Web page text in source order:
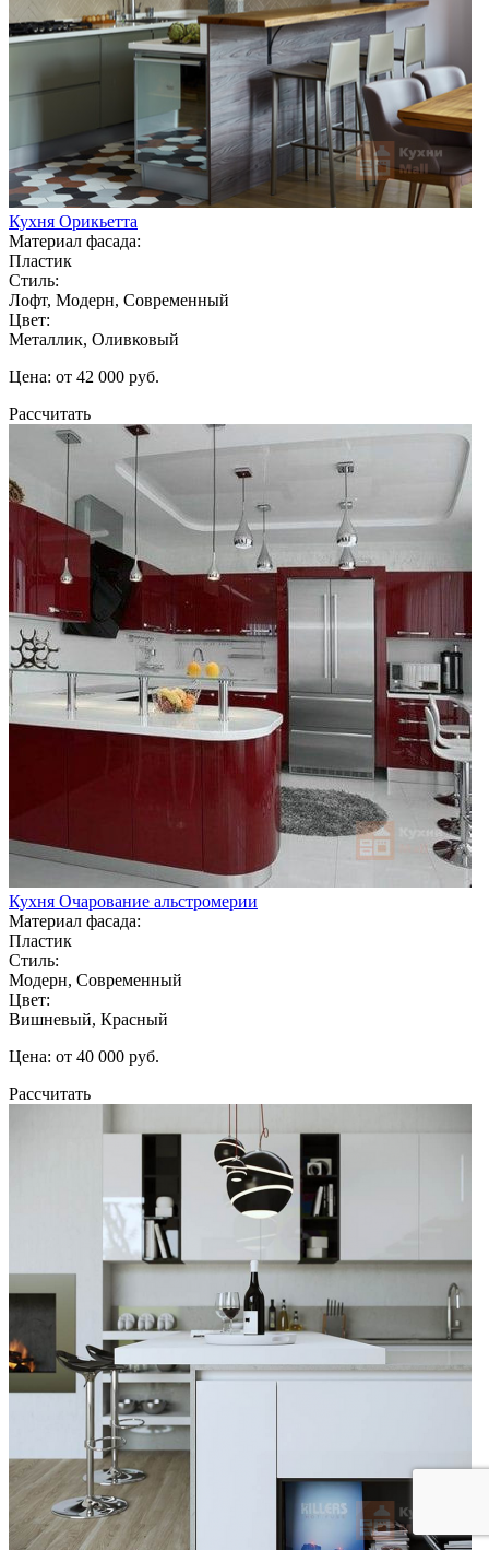
Кухня Орикьетта
Материал фасада:
Пластик
Стиль:
Лофт, Модерн, Современный
Цвет:
Металлик, Оливковый
Цена: от 42 000 руб.
Рассчитать
Кухня Очарование альстромерии
Материал фасада:
Пластик
Стиль:
Модерн, Современный
Цвет:
Вишневый, Красный
Цена: от 40 000 руб.
Рассчитать